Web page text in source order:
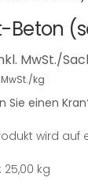
Beton
MwSt./
kg
Sie einen
wird auf
25,00 kg